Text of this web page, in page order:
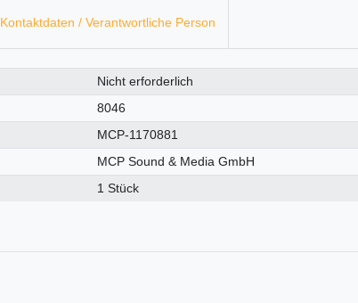
Kontaktdaten / Verantwortliche Person
Nicht erforderlich
8046
MCP-1170881
MCP Sound & Media GmbH
1 Stück